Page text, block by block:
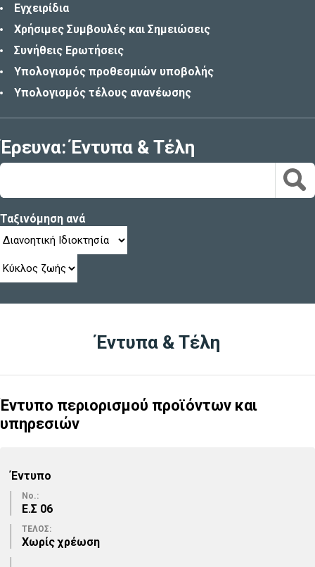
Εγχειρίδια
Χρήσιμες Συμβουλές και Σημειώσεις
Συνήθεις Ερωτήσεις
Υπολογισμός προθεσμιών υποβολής
Υπολογισμός τέλους ανανέωσης
Έρευνα: Έντυπα & Τέλη
Ταξινόμηση ανά
Έντυπα & Τέλη
Έντυπο περιορισμού προϊόντων και
υπηρεσιών
Έντυπο
No.:
Ε.Σ 06
ΤΕΛΟΣ:
Χωρίς χρέωση